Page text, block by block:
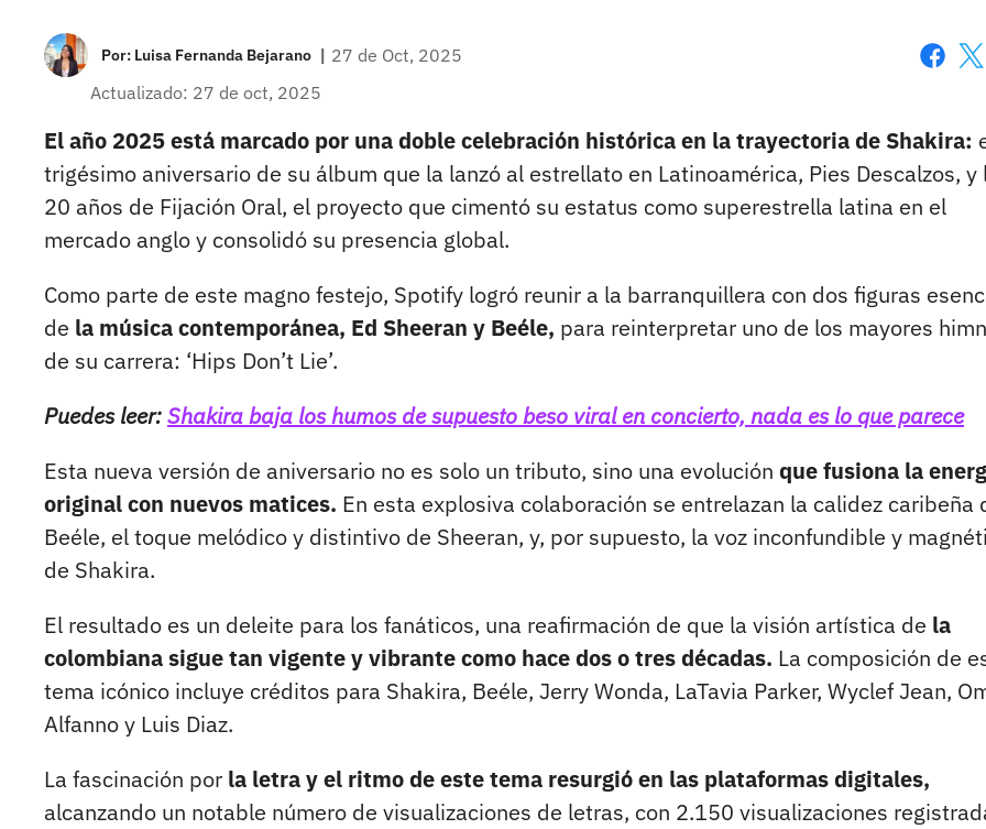
Por: Luisa Fernanda Bejarano | 27 de Oct, 2025
Actualizado: 27 de oct, 2025
El año 2025 está marcado por una doble celebración histórica en la trayectoria de Shakira:
trigésimo aniversario de su álbum que la lanzó al estrellato en Latinoamérica, Pies Descalzos, y
20 años de Fijación Oral, el proyecto que cimentó su estatus como superestrella latina en el
mercado anglo y consolidó su presencia global.
Como parte de este magno festejo, Spotify logró reunir a la barranquillera con dos figuras
de la música contemporánea, Ed Sheeran y Beéle, para reinterpretar uno de los mayores
de su carrera: ‘Hips Don’t Lie’.
Puedes leer:Shakira baja los humos de supuesto beso viral en concierto, nada es lo que parece
Esta nueva versión de aniversario no es solo un tributo, sino una evolución que fusiona la
original con nuevos matices. En esta explosiva colaboración se entrelazan la calidez caribeña
Beéle, el toque melódico y distintivo de Sheeran, y, por supuesto, la voz inconfundible y
de Shakira.
El resultado es un deleite para los fanáticos, una reafirmación de que la visión artística de la
colombiana sigue tan vigente y vibrante como hace dos o tres décadas. La composición de
tema icónico incluye créditos para Shakira, Beéle, Jerry Wonda, LaTavia Parker, Wyclef Jean,
Alfanno y Luis Diaz.
La fascinación por la letra y el ritmo de este tema resurgió en las plataformas digitales,
alcanzando un notable número de visualizaciones de letras, con 2.150 visualizaciones